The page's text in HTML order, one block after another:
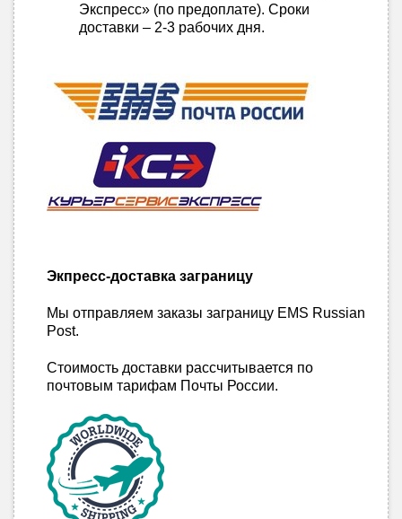
Экспресс» (по предоплате). Сроки
доставки – 2-3 рабочих дня.
Экпресс-доставка заграницу
Мы отправляем заказы заграницу EMS Russian
Post.
Стоимость доставки рассчитывается по
почтовым тарифам Почты России.